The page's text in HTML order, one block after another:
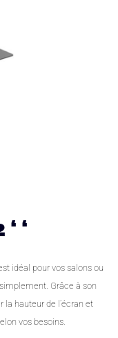
‘
idéal pour vos salons ou
Grâce à son
hauteur de l’écran et
vos besoins.